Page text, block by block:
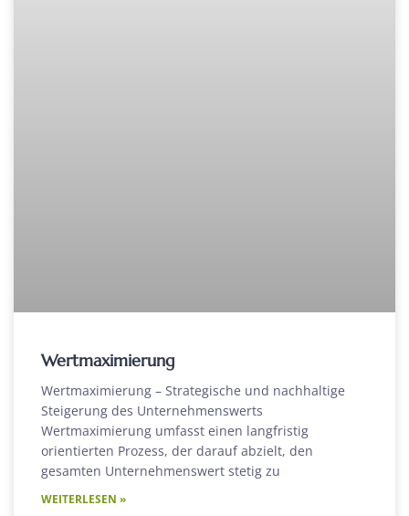
Wertmaximierung
Wertmaximierung – Strategische und nachhaltige
Steigerung des Unternehmenswerts
Wertmaximierung umfasst einen langfristig
orientierten Prozess, der darauf abzielt, den
gesamten Unternehmenswert stetig zu
WEITERLESEN »